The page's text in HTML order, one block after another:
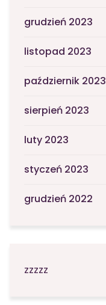
grudzień 2023
listopad 2023
październik 2023
sierpień 2023
luty 2023
styczeń 2023
grudzień 2022
zzzzz